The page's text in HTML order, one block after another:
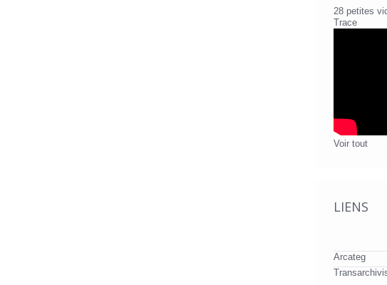
28 petites
Trace
Voir tout
LIENS
Arcateg